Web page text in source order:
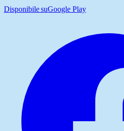
Disponibile suGoogle Play